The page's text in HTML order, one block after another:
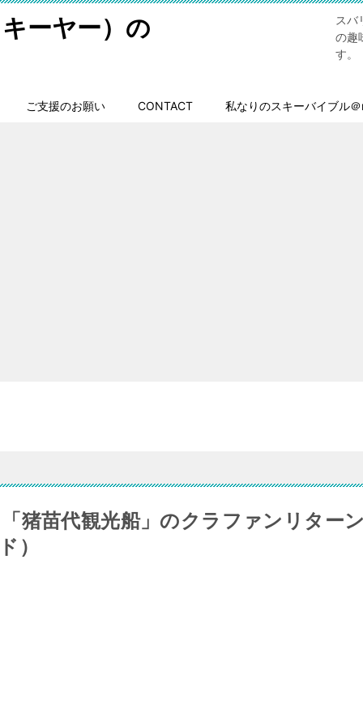
ーヤー）の
スバ
の趣
す。
ご支援のお願い CONTACT 私なりのスキーバイブル
猪苗代観光船」のクラファンリターン
）